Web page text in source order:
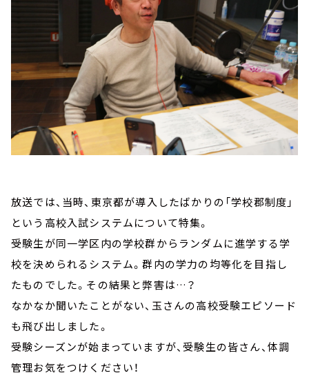
放送では、当時、東京都が導入したばかりの「学校郡制度」
という高校入試システムについて特集。
受験生が同一学区内の学校群からランダムに進学する学
校を決められるシステム。群内の学力の均等化を目指し
たものでした。その結果と弊害は…？
なかなか聞いたことがない、玉さんの高校受験エピソード
も飛び出しました。
受験シーズンが始まっていますが、受験生の皆さん、体調
管理お気をつけください！